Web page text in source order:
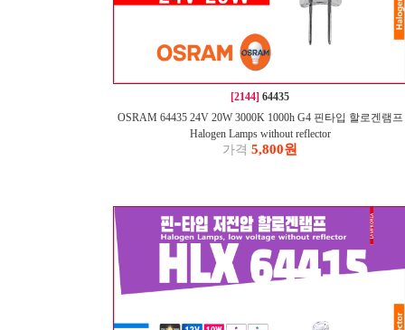
[2144] 64435
OSRAM 64435 24V 20W 3000K 1000h G4 핀타입 할로겐램프
Halogen Lamps without reflector
가격 5,800원